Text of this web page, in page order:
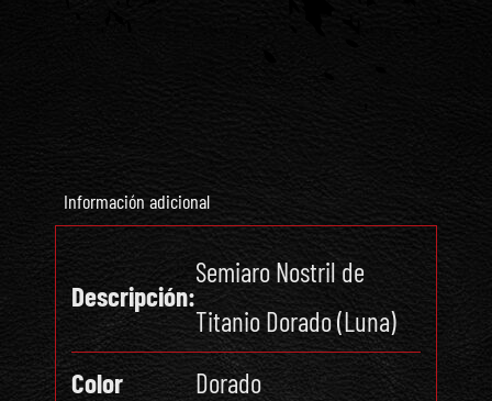
Información adicional
Descripción:
Semiaro Nostril de
Titanio Dorado (Luna)
Color
Dorado